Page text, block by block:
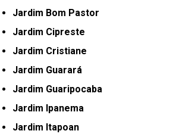
Jardim Bom Pastor
Jardim Cipreste
Jardim Cristiane
Jardim Guarará
Jardim Guaripocaba
Jardim Ipanema
Jardim Itapoan